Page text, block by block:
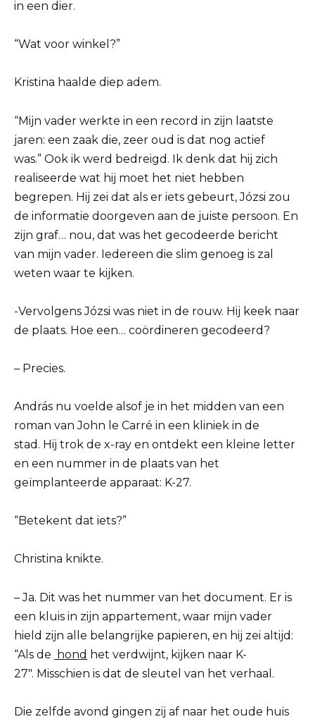
in een dier.
“Wat voor winkel?”
Kristina haalde diep adem.
“Mijn vader werkte in een record in zijn laatste
jaren: een zaak die, zeer oud is dat nog actief
was.” Ook ik werd bedreigd. Ik denk dat hij zich
realiseerde wat hij moet het niet hebben
begrepen. Hij zei dat als er iets gebeurt, Józsi zou
de informatie doorgeven aan de juiste persoon. En
zijn graf… nou, dat was het gecodeerde bericht
van mijn vader. Iedereen die slim genoeg is zal
weten waar te kijken.
-Vervolgens Józsi was niet in de rouw. Hij keek naar
de plaats. Hoe een… coördineren gecodeerd?
– Precies.
András nu voelde alsof je in het midden van een
roman van John le Carré in een kliniek in de
stad. Hij trok de x-ray en ontdekt een kleine letter
en een nummer in de plaats van het
geïmplanteerde apparaat: K-27.
“Betekent dat iets?”
Christina knikte.
– Ja. Dit was het nummer van het document. Er is
een kluis in zijn appartement, waar mijn vader
hield zijn alle belangrijke papieren, en hij zei altijd:
“Als de
hond het verdwijnt, kijken naar K-
27″. Misschien is dat de sleutel van het verhaal.
Die zelfde avond gingen zij af naar het oude huis